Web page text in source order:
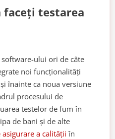
faceți testarea
ului ori de câte
noi funcționalități
înainte ca noua versiune
procesului de
testelor de fum în
de bani și de alte
asigurare a calității în